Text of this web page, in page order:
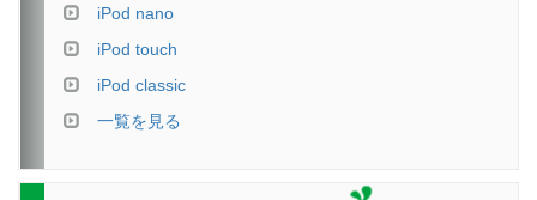
iPod nano
iPod touch
iPod classic
一覧を見る